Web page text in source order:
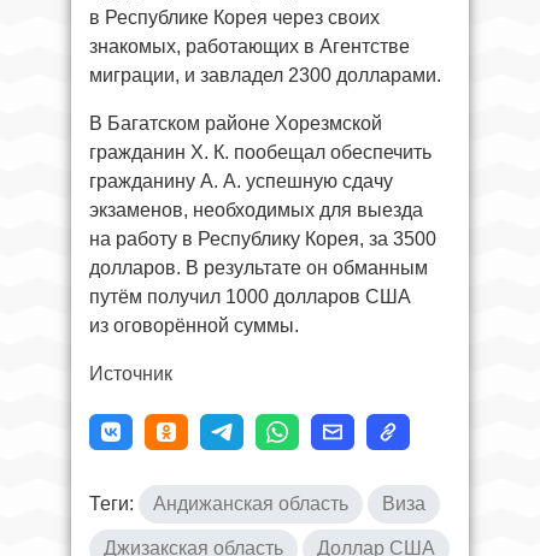
в Республике Корея через своих
знакомых, работающих в Агентстве
миграции, и завладел 2300 долларами.
В Багатском районе Хорезмской
гражданин Х. К. пообещал обеспечить
гражданину А. А. успешную сдачу
экзаменов, необходимых для выезда
на работу в Республику Корея, за 3500
долларов. В результате он обманным
путём получил 1000 долларов США
из оговорённой суммы.
Источник
Теги: Андижанская область Виза
Джизакская область Доллар США